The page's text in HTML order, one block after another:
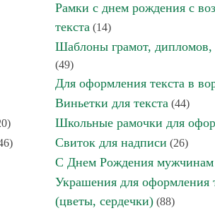
Рамки с днем рождения с
текста (14)
Шаблоны грамот, дипломов,
(49)
Для оформления текста в
Виньетки для текста (44)
Школьные рамочки для
Свиток для надписи (26)
С Днем Рождения мужчинам
Украшения для оформления
(цветы, сердечки) (88)